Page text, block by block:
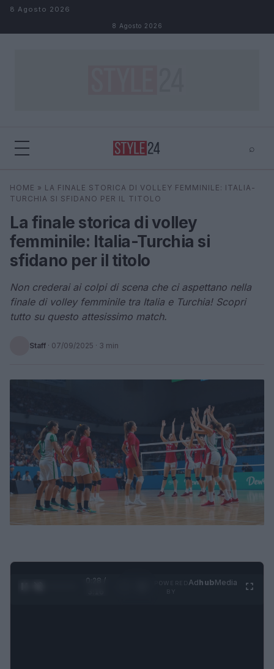
Salta al contenuto
8 Agosto 2026
8 Agosto 2026
⌕
Cerca ⌕ ×
HOME » LA FINALE STORICA DI VOLLEY FEMMINILE: ITALIA-
TURCHIA SI SFIDANO PER IL TITOLO
La finale storica di volley
femminile: Italia-Turchia si
sfidano per il titolo
Non crederai ai colpi di scena che ci aspettano nella
finale di volley femminile tra Italia e Turchia! Scopri
tutto su questo attesissimo match.
Staff · 07/09/2025 · 3 min
0:29 /
AdhubMedia